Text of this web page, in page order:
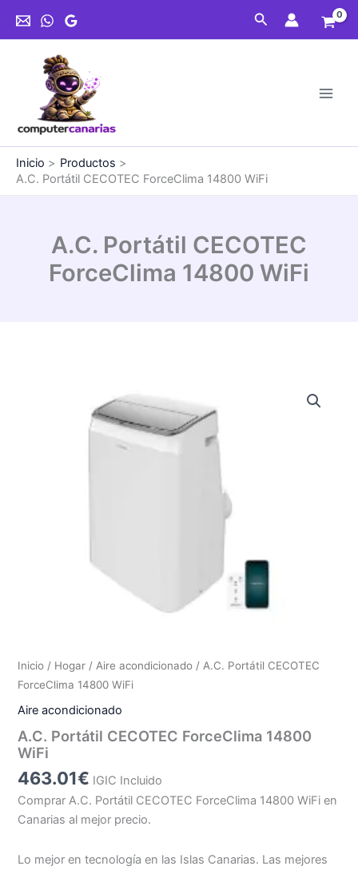
Buscar
Inicio
Productos
A.C. Portátil CECOTEC ForceClima 14800 WiFi
A.C. Portátil CECOTEC
ForceClima 14800 WiFi
Inicio / Hogar / Aire acondicionado / A.C. Portátil CECOTEC
ForceClima 14800 WiFi
Aire acondicionado
A.C. Portátil CECOTEC ForceClima 14800
WiFi
463.01€ IGIC Incluido
Comprar A.C. Portátil CECOTEC ForceClima 14800 WiFi en
Canarias al mejor precio.
Lo mejor en tecnología en las Islas Canarias. Las mejores